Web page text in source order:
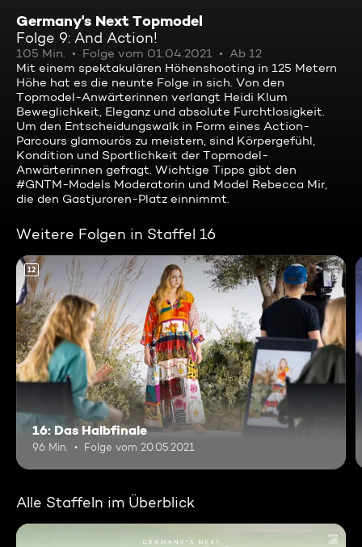
Germany's Next Topmodel
Folge 9: And Action!
105 Min. Folge vom 01.04.2021
Ab 12
Mit einem spektakulären Höhenshooting in 125 Metern
Höhe hat es die neunte Folge in sich. Von den
Topmodel-Anwärterinnen verlangt Heidi Klum
Beweglichkeit, Eleganz und absolute Furchtlosigkeit.
Um den Entscheidungswalk in Form eines Action-
Parcours glamourös zu meistern, sind Körpergefühl,
Kondition und Sportlichkeit der Topmodel-
Anwärterinnen gefragt. Wichtige Tipps gibt den
#GNTM-Models Moderatorin und Model Rebecca Mir,
die den Gastjuroren-Platz einnimmt.
Weitere Folgen in Staffel 16
12
16: Das Halbfinale
96 Min. Folge vom 20.05.2021
Alle Staffeln im Überblick